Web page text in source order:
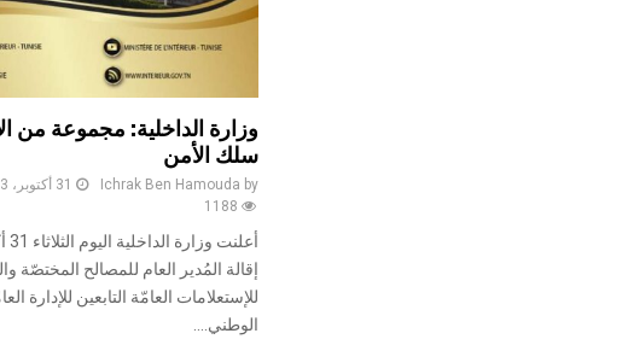
وزارة الداخلية: مجموعة من
سلك الأمن
by
Ichrak Ben Hamouda 31 أكتوبر، 2023
1188
إقالة المُدير العام للمصالح المختصّة
للإستعلامات العامّة التابعين للإدارة
الوطني....